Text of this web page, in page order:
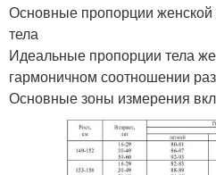
Основные пропорции
тела
Идеальные пропорции тела
гармоничном соотношении
Основные зоны измерения